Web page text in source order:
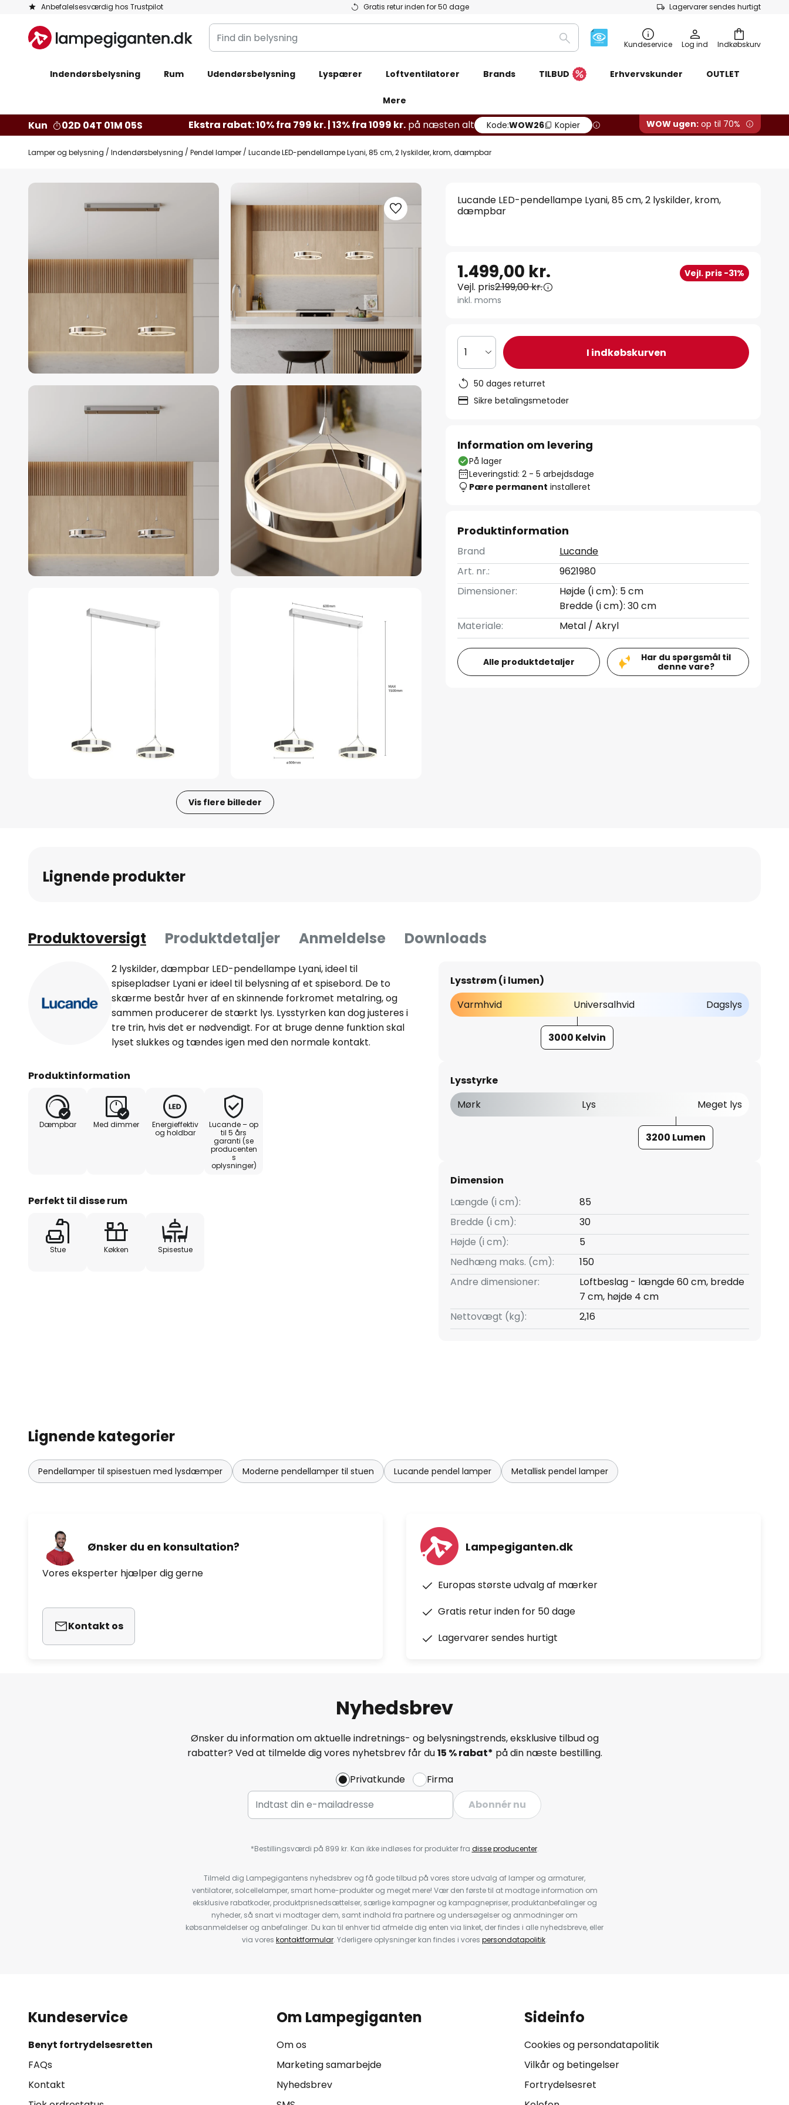
Anbefalelsesværdig hos Trustpilot Gratis retur inden for 50 dage Lagervarer sendes hurtigt
Skip
Content
Indkøbskurv
Find
din
Søg Kundeservice Log ind
Indendørsbelysning Rum Udendørsbelysning Lyspærer Loftventilatorer Brands TILBUD Erhvervskunder OUTLET
Mere
Kun 02D 04T 01M 04S Ekstra rabat: 10% fra 799 kr. | 13% fra 1099 kr. på næsten alt Kode:WOW26 Kopier WOW ugen: op til 70%
Lamper og belysning Indendørsbelysning Pendel lamper Lucande LED-pendellampe Lyani, 85 cm, 2 lyskilder, krom, dæmpbar
Gå
Vis flere billeder
billedgalleriet
Lucande LED-pendellampe Lyani, 85 cm, 2 lyskilder, krom,
dæmpbar
1.499,00 kr. Vejl. pris -31%
Vejl. pris2.199,00 kr.
inkl. moms
1 I indkøbskurven
50 dages returret
Sikre betalingsmetoder
Information om levering
På lager
Leveringstid: 2 - 5 arbejdsdage
Pære permanent installeret
Produktinformation
Brand
Lucande
Art. nr.:
9621980
Dimensioner:
Højde (i cm): 5 cm
Bredde (i cm): 30 cm
Materiale:
Metal / Akryl
Alle produktdetaljer
Har du spørgsmål til
denne vare?
Lignende produkter
Produktoversigt Produktdetaljer Anmeldelse Downloads
2 lyskilder, dæmpbar LED-pendellampe Lyani, ideel til
spisepladser Lyani er ideel til belysning af et spisebord. De to
skærme består hver af en skinnende forkromet metalring, og
sammen producerer de stærkt lys. Lysstyrken kan dog justeres i
tre trin, hvis det er nødvendigt. For at bruge denne funktion skal
lyset slukkes og tændes igen med den normale kontakt.
Produktinformation
Dæmpbar Med dimmer
Energieffektiv
og holdbar
Lucande – op
til 5 års
garanti (se
producenten
s
oplysninger)
Perfekt til disse rum
Stue Køkken Spisestue
Lysstrøm (i lumen)
Varmhvid
Universalhvid Dagslys
3000 Kelvin
Lysstyrke
Mørk
Lys Meget lys
3200 Lumen
Dimension
Længde (i cm):
85
Bredde (i cm):
30
Højde (i cm):
5
Nedhæng maks. (cm):
150
Andre dimensioner:
Loftbeslag - længde 60 cm, bredde
7 cm, højde 4 cm
Nettovægt (kg):
2,16
Lignende kategorier
Pendellamper til spisestuen med lysdæmper Moderne pendellamper til stuen Lucande pendel lamper Metallisk pendel lamper
Ønsker du en konsultation?
Vores eksperter hjælper dig gerne
Kontakt os
Lampegiganten.dk
Europas største udvalg af mærker
Gratis retur inden for 50 dage
Lagervarer sendes hurtigt
Nyhedsbrev
Ønsker du information om aktuelle indretnings- og belysningstrends, eksklusive tilbud og
rabatter? Ved at tilmelde dig vores nyhetsbrev får du15 % rabat* på din næste bestilling.
Privatkunde
Firma
Abonnér nu
*Bestillingsværdi på 899 kr. Kan ikke indløses for produkter fra disse producenter.
Tilmeld dig Lampegigantens nyhedsbrev og få gode tilbud på vores store udvalg af lamper og armaturer,
ventilatorer, solcellelamper, smart home-produkter og meget mere! Vær den første til at modtage information om
eksklusive rabatkoder, produktprisnedsættelser, særlige kampagner og kampagnepriser, produktanbefalinger og
nyheder, så snart vi modtager dem, samt indhold fra partnere og undersøgelser og anmodninger om
købsanmeldelser og anbefalinger. Du kan til enhver tid afmelde dig enten via linket, der findes i alle nyhedsbreve, eller
via vores kontaktformular. Yderligere oplysninger kan findes i vores persondatapolitik.
Kundeservice
Benyt fortrydelsesretten
FAQs
Kontakt
Om Lampegiganten
Om os
Marketing samarbejde
Nyhedsbrev
Sideinfo
Cookies og persondatapolitik
Vilkår og betingelser
Fortrydelsesret